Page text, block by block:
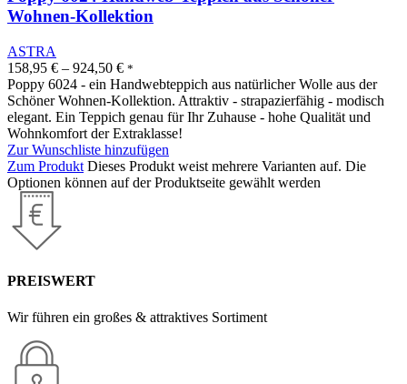
Wohnen-Kollektion
ASTRA
158,95 € – 924,50 € *
Poppy 6024 - ein Handwebteppich aus natürlicher Wolle aus der
Schöner Wohnen-Kollektion. Attraktiv - strapazierfähig - modisch
elegant. Ein Teppich genau für Ihr Zuhause - hohe Qualität und
Wohnkomfort der Extraklasse!
Zur Wunschliste hinzufügen
Zum Produkt Dieses Produkt weist mehrere Varianten auf. Die
Optionen können auf der Produktseite gewählt werden
PREISWERT
Wir führen ein großes & attraktives Sortiment